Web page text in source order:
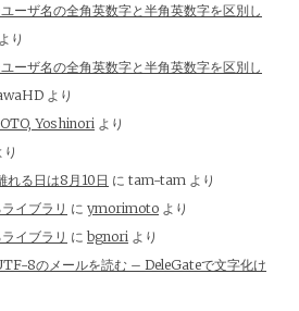
ーザ名の全角英数字と半角英数字を区別し
より
ーザ名の全角英数字と半角英数字を区別し
より
Yoshinori より
り
れる日は8月10日 に tam-tam より
イブラリ に ymorimoto より
イブラリ に bgnori より
8のメールを読む – DeleGateで文字化け